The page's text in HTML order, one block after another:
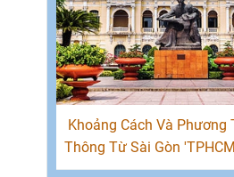
Khoảng Cách Và Phương
Thông Từ Sài Gòn
Tỉnh Việt Nam